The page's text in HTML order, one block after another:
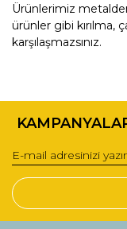
Ürünlerimiz
ürünler gibi kırılma,
karşılaşmazsınız.
konularda yetersiz
Görüş ve
Ürün resmi
Ürün